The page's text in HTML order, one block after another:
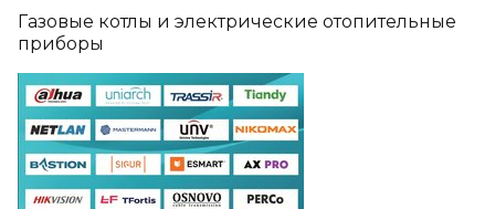
Газовые котлы и электрические отопительные
приборы